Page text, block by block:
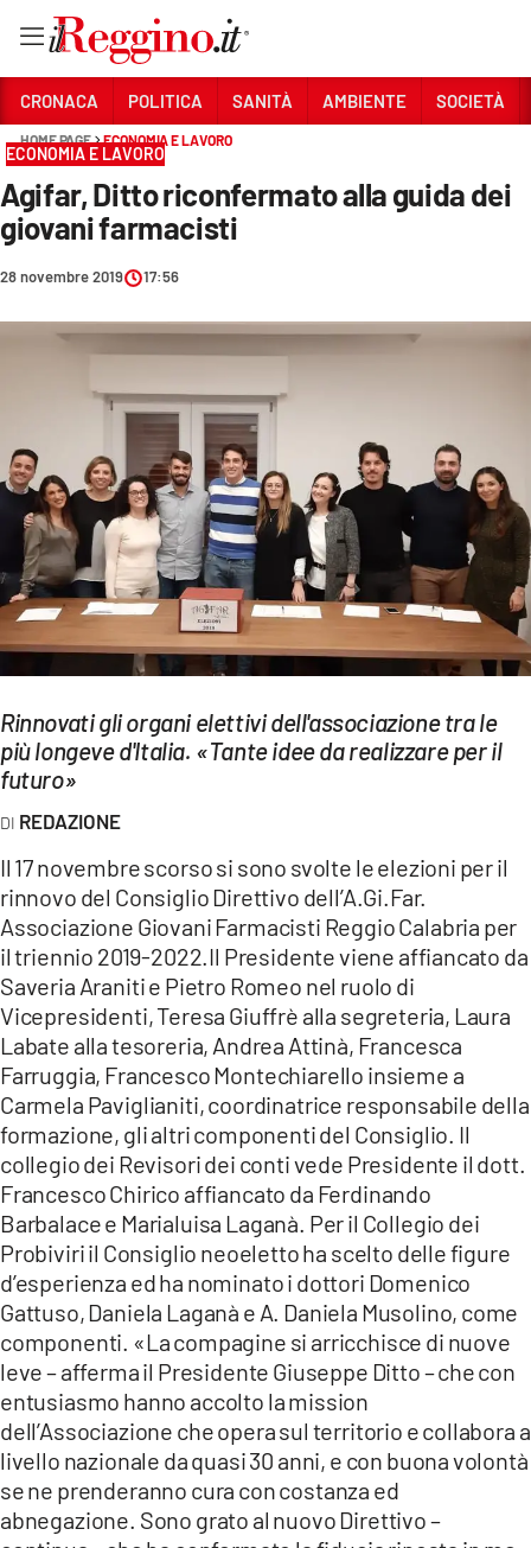
Sezioni
CRONACA
AMBIENTE
SOCIETÀ
CULTURA
ECONOMIA E LAVORO
EVENTI
SPORT
Streaming
LAC TV
LAC NETWORK
LAC ONAIR
Network
LACPLAY.IT
LACTV.IT
LACONAIR.IT
LACITYMAG.IT
ILREGGINO.IT
COSENZACHANNEL.IT
ILVIBONESE.IT
CATANZAROCHANNEL.IT
LACAPITALENEWS.IT
App
ANDROID
APPLE
CRONACA POLITICA SANITÀ AMBIENTE SOCIETÀ
HOME PAGE ECONOMIA E LAVORO
ECONOMIA E LAVORO
Agifar, Ditto riconfermato alla guida dei
giovani farmacisti
28 novembre 2019 17:56
Rinnovati gli organi elettivi dell'associazione tra le
più longeve d'Italia. «Tante idee da realizzare per il
futuro»
REDAZIONE
Il 17 novembre scorso si sono svolte le elezioni per il
rinnovo del Consiglio Direttivo dell’A.Gi.Far.
Associazione Giovani Farmacisti Reggio Calabria per
il triennio 2019-2022.Il Presidente viene affiancato da
Saveria Araniti e Pietro Romeo nel ruolo di
Vicepresidenti, Teresa Giuffrè alla segreteria, Laura
Labate alla tesoreria, Andrea Attinà, Francesca
Farruggia, Francesco Montechiarello insieme a
Carmela Paviglianiti, coordinatrice responsabile della
formazione, gli altri componenti del Consiglio. Il
collegio dei Revisori dei conti vede Presidente il dott.
Francesco Chirico affiancato da Ferdinando
Barbalace e Marialuisa Laganà. Per il Collegio dei
Probiviri il Consiglio neoeletto ha scelto delle figure
d’esperienza ed ha nominato i dottori Domenico
Gattuso, Daniela Laganà e A. Daniela Musolino, come
componenti. «La compagine si arricchisce di nuove
leve – afferma il Presidente Giuseppe Ditto – che con
entusiasmo hanno accolto la mission
dell’Associazione che opera sul territorio e collabora a
livello nazionale da quasi 30 anni, e con buona volontà
se ne prenderanno cura con costanza ed
abnegazione. Sono grato al nuovo Direttivo –